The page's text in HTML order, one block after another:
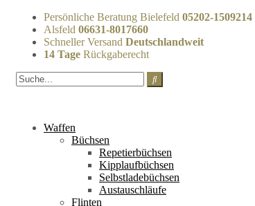
Persönliche Beratung Bielefeld 05202-1509214
Alsfeld 06631-8017660
Schneller Versand Deutschlandweit
14 Tage Rückgaberecht
Waffen
Büchsen
Repetierbüchsen
Kipplaufbüchsen
Selbstladebüchsen
Austauschläufe
Flinten